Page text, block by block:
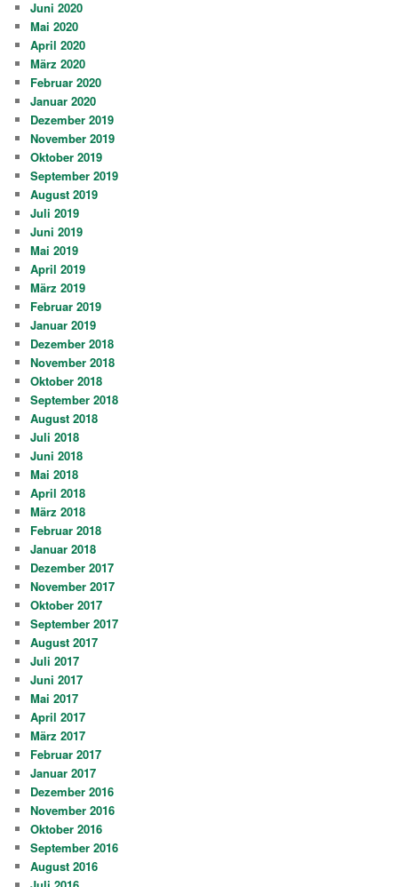
Juni 2020
Mai 2020
April 2020
März 2020
Februar 2020
Januar 2020
Dezember 2019
November 2019
Oktober 2019
September 2019
August 2019
Juli 2019
Juni 2019
Mai 2019
April 2019
März 2019
Februar 2019
Januar 2019
Dezember 2018
November 2018
Oktober 2018
September 2018
August 2018
Juli 2018
Juni 2018
Mai 2018
April 2018
März 2018
Februar 2018
Januar 2018
Dezember 2017
November 2017
Oktober 2017
September 2017
August 2017
Juli 2017
Juni 2017
Mai 2017
April 2017
März 2017
Februar 2017
Januar 2017
Dezember 2016
November 2016
Oktober 2016
September 2016
August 2016